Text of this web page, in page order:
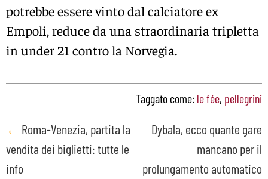
potrebbe essere vinto dal calciatore ex
Empoli, reduce da una straordinaria tripletta
in under 21 contro la Norvegia.
Taggato come: le fée, pellegrini
Post
navigation
← Roma-Venezia, partita la
vendita dei biglietti: tutte le
info
Dybala, ecco quante gare
mancano per il
prolungamento automatico